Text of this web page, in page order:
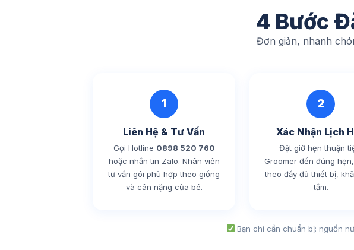
4 Bước
Đơn giản, nhanh
1
Liên Hệ & Tư Vấn
Gọi Hotline 0898 520 760
hoặc nhắn tin Zalo. Nhân viên
tư vấn gói phù hợp theo giống
và cân nặng của bé.
2
Xác Nhận Lịch
Đặt giờ hẹn thuận
Groomer đến đúng
theo đầy đủ thiết bị,
tắm.
Bạn chỉ cần chuẩn bị: nguồn